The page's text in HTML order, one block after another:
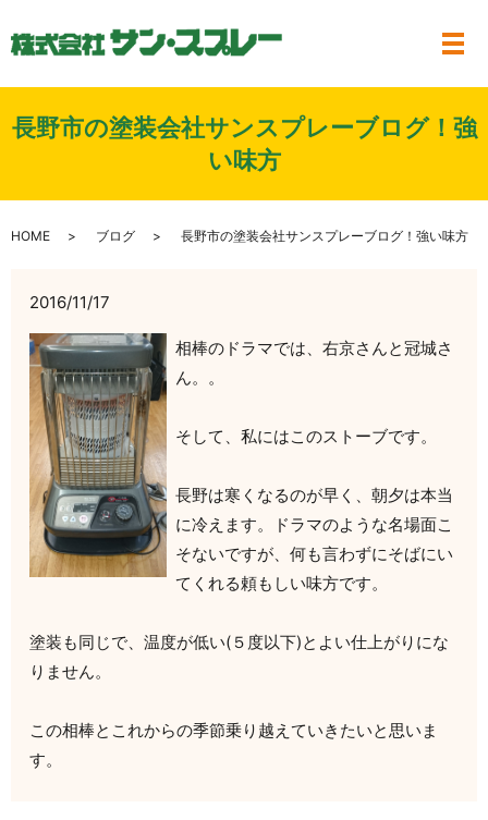
メ
長野市の塗装会社サンスプレーブログ！強
い味方
HOME ブログ 長野市の塗装会社サンスプレーブログ！強い味方
2016/11/17
相棒のドラマでは、右京さんと冠城さ
ん。。
そして、私にはこのストーブです。
長野は寒くなるのが早く、朝夕は本当
に冷えます。ドラマのような名場面こ
そないですが、何も言わずにそばにい
てくれる頼もしい味方です。
塗装も同じで、温度が低い(５度以下)とよい仕上がりにな
りません。
この相棒とこれからの季節乗り越えていきたいと思いま
す。